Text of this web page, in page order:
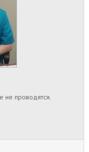
не проводятся.